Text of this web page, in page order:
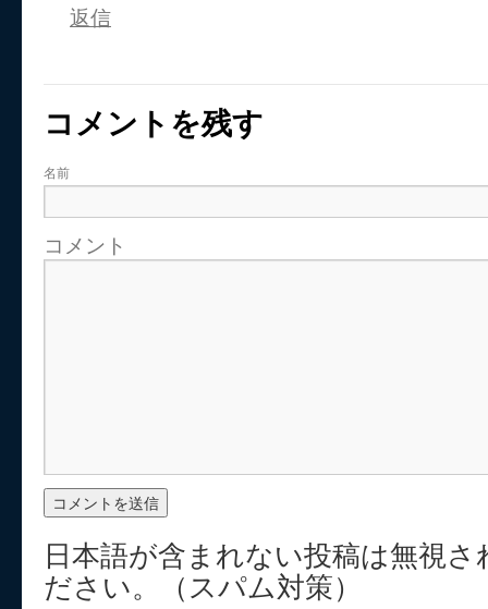
返信
コメントを残す
名前
コメント
日本語が含まれない投稿は無視
ださい。（スパム対策）